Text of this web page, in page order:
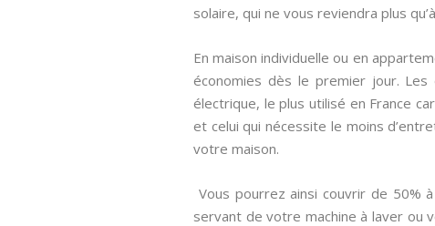
solaire, qui ne vous reviendra plus
En maison individuelle ou en
économies dès le premier jour.
électrique, le plus utilisé en France
et celui qui nécessite le moins
votre maison.
Vous pourrez ainsi couvrir de 50%
servant de votre machine à laver ou